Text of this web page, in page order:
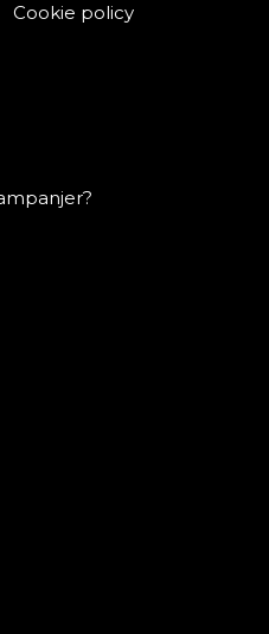
Cookie policy